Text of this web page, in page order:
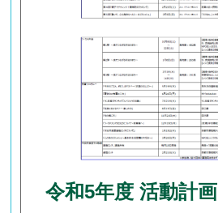
令和5年度 活動計画